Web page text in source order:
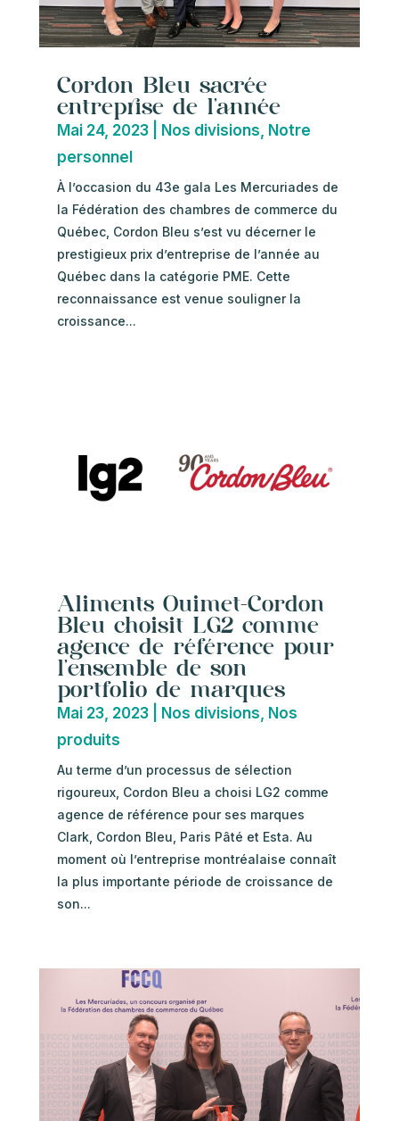
Cordon Bleu sacrée
entreprise de l’année
Mai 24, 2023| Nos divisions, Notre
personnel
À l’occasion du 43e gala Les Mercuriades de
la Fédération des chambres de commerce du
Québec, Cordon Bleu s’est vu décerner le
prestigieux prix d’entreprise de l’année au
Québec dans la catégorie PME. Cette
reconnaissance est venue souligner la
croissance...
Aliments Ouimet-Cordon
Bleu choisit LG2 comme
agence de référence pour
l’ensemble de son
portfolio de marques
Mai 23, 2023| Nos divisions, Nos
produits
Au terme d’un processus de sélection
rigoureux, Cordon Bleu a choisi LG2 comme
agence de référence pour ses marques
Clark, Cordon Bleu, Paris Pâté et Esta. Au
moment où l’entreprise montréalaise connaît
la plus importante période de croissance de
son...